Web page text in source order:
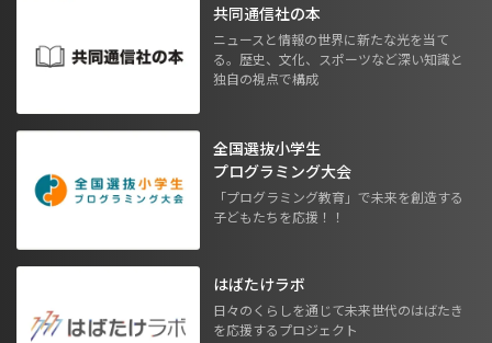
共同通信社の本
ニュースと情報の世界に新たな光を当て
る。歴史、文化、スポーツなど深い知識と
独自の視点で構成
全国選抜小学生
プログラミング大会
「プログラミング教育」で未来を創造する
子どもたちを応援！！
はばたけラボ
日々のくらしを通じて未来世代のはばたき
を応援するプロジェクト